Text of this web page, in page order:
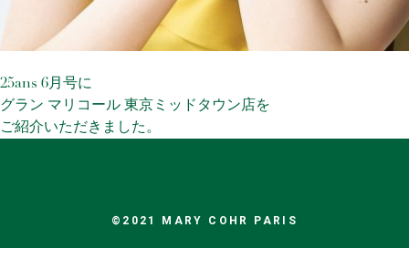
25ans 6月号に
グラン マリコール 東京ミッドタウン店を
ご紹介いただきました。
©2021 MARY COHR PARIS